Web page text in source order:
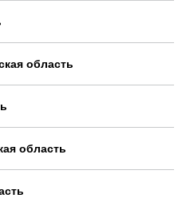
область
область